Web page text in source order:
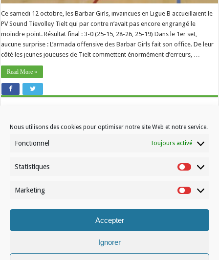
Nous utilisons des cookies pour optimiser notre site Web et notre service.
Fonctionnel Toujours activé
Statistiques
Marketing
Accepter
Ignorer
Ce samedi 12 octobre, les Barbar Girls, invaincues en Ligue B accueillaient le
PV Sound Tievolley Tielt qui par contre n’avait pas encore engrangé le
moindre point. Résultat final : 3-0 (25-15, 28-26, 25-19) Dans le 1er set,
aucune surprise : L’armada offensive des Barbar Girls fait son office. De leur
côté les jeunes joueuses de Tielt commettent énormément d’erreurs, …
Read More »
Contactez-nous
© Volleynews.be2026
Déclaration de confidentialité